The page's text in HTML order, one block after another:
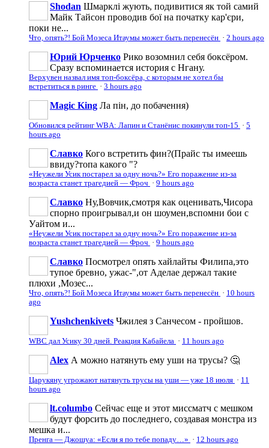
Shodan Шмарклі жують, подивитися як той самий
Майк Тайсон проводив бої на початку кар'єри,
поки не...
Что, опять?! Бой Мозеса Итаумы может быть перенесён · 2 hours ago
Юрий Юрченко Рико возомнил себя боксёром.
Сразу вспоминается история с Нгану.
Верхувен назвал имя топ-боксёра, с которым не хотел бы
встретиться в ринге · 3 hours ago
Magic King Ла пін, до побачення)
Обновился рейтинг WBA: Лапин и Станёнис покинули топ-15 · 5
hours ago
Славко Кого встретить фин?(Прайс ты имеешь
ввиду?топа какого "?
«Неужели Усик постарел за одну ночь?» Его поражение из-за
возраста станет трагедией — Фроч · 9 hours ago
Славко Ну,Вовчик,смотря как оценивать,Чисора
спорно проигрывал,и он шоумен,вспомни бои с
Уайтом и...
«Неужели Усик постарел за одну ночь?» Его поражение из-за
возраста станет трагедией — Фроч · 9 hours ago
Славко Посмотрел опять хайлайты Филипа,это
тупое бревно, ужас-",от Аделае держал такие
плюхи ,Мозес...
Что, опять?! Бой Мозеса Итаумы может быть перенесён · 10 hours
ago
Yushchenkivets Чжилея з Санчесом - пройшов.
WBC дал Усику 30 дней. Реакция Кабайела · 11 hours ago
Аlеx А можно натянуть ему уши на трусы? 🤔
Царукяну угрожают натянуть трусы на уши — уже 18 июля · 11
hours ago
lt.columbo Сейчас еще и этот миссматч с мешком
будут форсить до последнего, создавая монстра из
мешка и...
Пренга — Джошуа: «Если я по тебе попаду…» · 12 hours ago